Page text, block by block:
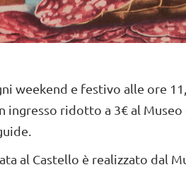
weekend e festivo alle ore
ingresso ridotto a 3€ al
al Castello è realizzato dal